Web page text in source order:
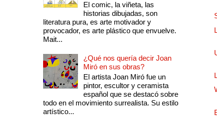
El comic, la viñeta, las
historias dibujadas, son
literatura pura, es arte motivador y
provocador, es arte plástico que envuelve.
Mait...
¿Qué nos quería decir Joan
Miró en sus obras?
El artista Joan Miró fue un
pintor, escultor y ceramista
español que se destacó sobre
todo en el movimiento surrealista. Su estilo
artístico...